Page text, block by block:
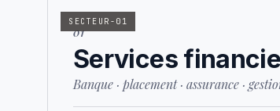
SECTEUR-01
01
Services
Banque · placement · assurance ·